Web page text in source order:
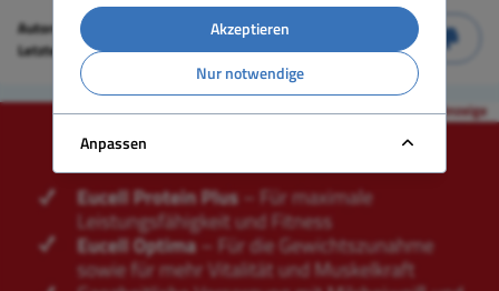
Autoren:
Dr. med. Werner G. Gehring
Letzte Aktualisierung:24.06.2024
Akzeptieren
Nur notwendige
Anpassen